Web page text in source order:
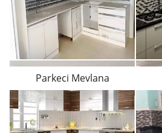
Parkeci Mevlana